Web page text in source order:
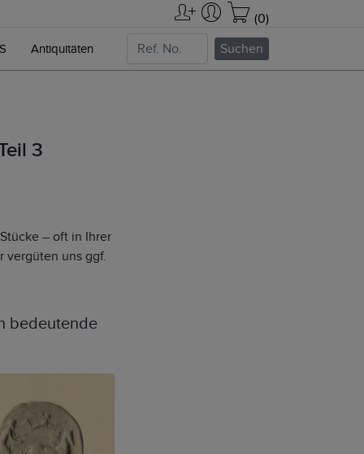
(0)
Antiquitäten Suchen
3
– oft in Ihrer
vergüten uns ggf.
bedeutende